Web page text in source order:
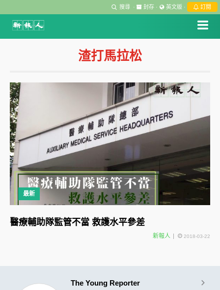
搜尋 · 封存 · 英文版 · 訂閱
渣打馬拉松
最新
醫療輔助隊監管不當 救護水平參差
新報人 2018-03-22
The Young Reporter